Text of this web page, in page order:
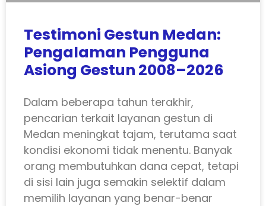
Testimoni Gestun Medan:
Pengalaman Pengguna
Asiong Gestun 2008–2026
Dalam beberapa tahun terakhir,
pencarian terkait layanan gestun di
Medan meningkat tajam, terutama saat
kondisi ekonomi tidak menentu. Banyak
orang membutuhkan dana cepat, tetapi
di sisi lain juga semakin selektif dalam
memilih layanan yang benar-benar